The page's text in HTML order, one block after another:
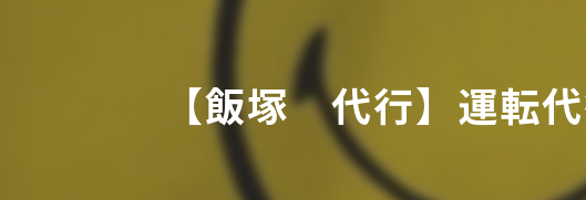
【飯塚 代行】運転